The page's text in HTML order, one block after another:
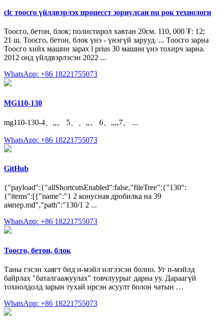
clc тоосго үйлдвэрлэх процесст зориулсан nu рок технологи
Тоосго, бетон, блок; полистирол хавтан 20см. 110, 000 ₮: 12;
21 ш. Тоосго, бетон, блок үнэ - үнэгүй зарууд. ... Тоосго зарна
Тоосго хийх машин зарах l prius 30 машин үнэ тохирч зарна.
2012 онд үйлдвэрлэсэн 2022 ...
WhatsApp: +86 18221755073
MG110-130
mg110-130-4、,,。 5、、,,。 6、,,,,7、 ...
WhatsApp: +86 18221755073
GitHub
{"payload":{"allShortcutsEnabled":false,"fileTree":{"130":
{"items":[{"name":"1 2 конусная дробилка на 39
ампер.md","path":"130/1 2 ...
WhatsApp: +86 18221755073
Тоосго, бетон, блок
Таны гэсэн хаягт бид и-мэйл илгээсэн болно. Уг и-мэйлд
байрлах "баталгаажуулах" товчлуурыг дарна уу. Дараагүй
тохиолдолд зарын тухай ирсэн асуулт болон чатын …
WhatsApp: +86 18221755073